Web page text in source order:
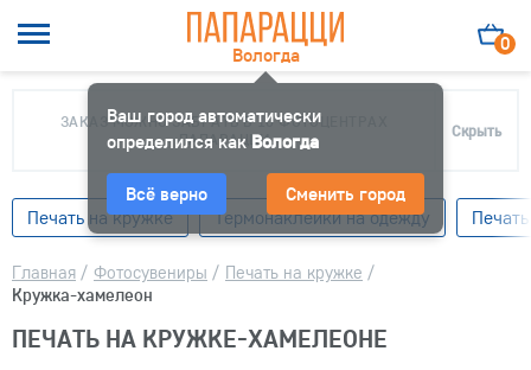
Вологда
Ваш город автоматически
определился как Вологда
Всё верно Сменить город
0
ЗАКАЗ МОЖНО ЗАБРАТЬ В 10 ФОТОЦЕНТРАХ
ПАПАРАЦЦИ
Скрыть
Печать на кружке Термонаклейки на одежду
Главная / Фотосувениры / Печать на кружке /
Кружка-хамелеон
ПЕЧАТЬ НА КРУЖКЕ-ХАМЕЛЕОНЕ